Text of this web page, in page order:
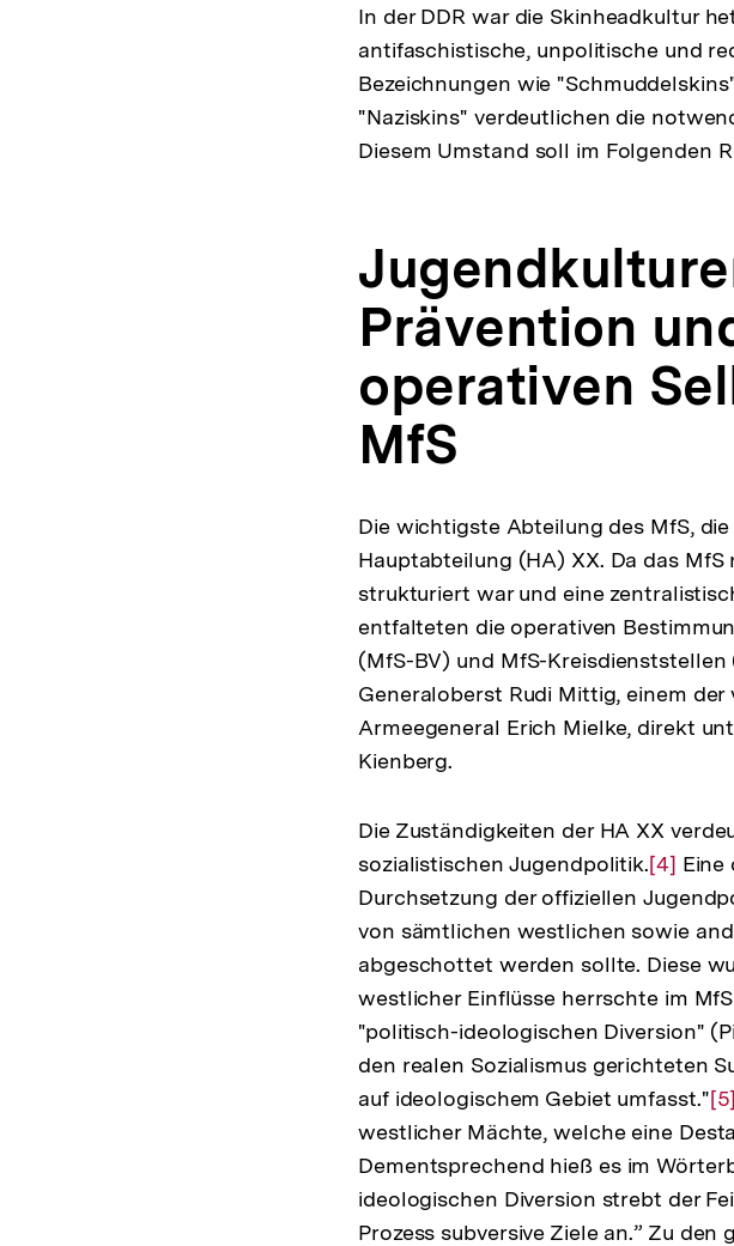
In der DDR war die Skinheadkultur
antifaschistische, unpolitische und
Bezeichnungen wie
"Naziskins" verdeutlichen die
Diesem Umstand soll im Folgenden
Prävention
operativen
MfS
Die wichtigste Abteilung des MfS,
Hauptabteilung (HA) XX. Da das
strukturiert war und eine
entfalteten die operativen
(MfS-BV) und MfS-
Generaloberst Rudi Mittig, einem
Armeegeneral Erich Mielke, direkt
Kienberg.
Die Zuständigkeiten der HA XX
sozialistischen Jugendpolitik.Zur
der
Fußnote
[4] Eine
Durchsetzung der offiziellen
von sämtlichen westlichen sowie
abgeschottet werden sollte. Diese
westlicher Einflüsse herrschte im
"politisch-ideologischen Diversion"
den realen Sozialismus gerichteten
auf ideologischem Gebiet umfasst."Zur
[5]
westlicher Mächte, welche eine
Dementsprechend hieß es im
ideologischen Diversion strebt der
Prozess subversive Ziele an.” Zu